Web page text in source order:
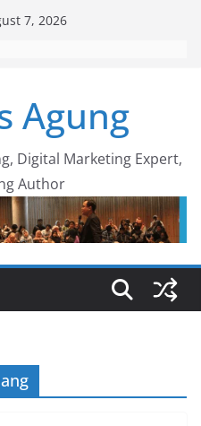
7, 2026
Agung
Digital Marketing Expert,
Author